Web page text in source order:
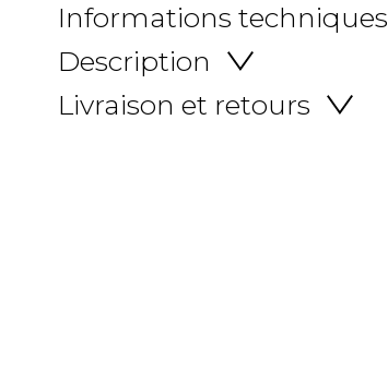
Informations techniques
Description
Livraison et retours